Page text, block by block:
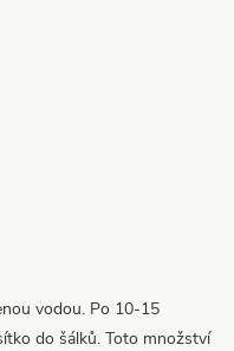
vodou. Po 10-15
do šálků. Toto množství